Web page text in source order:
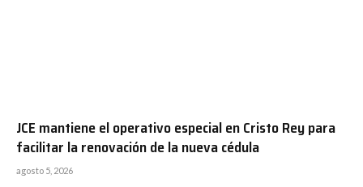
JCE mantiene el operativo especial en Cristo Rey para
facilitar la renovación de la nueva cédula
agosto 5, 2026